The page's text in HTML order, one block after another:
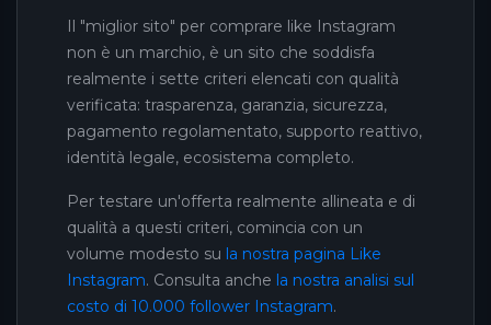
Il "miglior sito" per comprare like Instagram
non è un marchio, è un sito che soddisfa
realmente i sette criteri elencati con qualità
verificata: trasparenza, garanzia, sicurezza,
pagamento regolamentato, supporto reattivo,
identità legale, ecosistema completo.
Per testare un'offerta realmente allineata e di
qualità a questi criteri, comincia con un
volume modesto su la nostra pagina Like
Instagram. Consulta anche la nostra analisi sul
costo di 10.000 follower Instagram.